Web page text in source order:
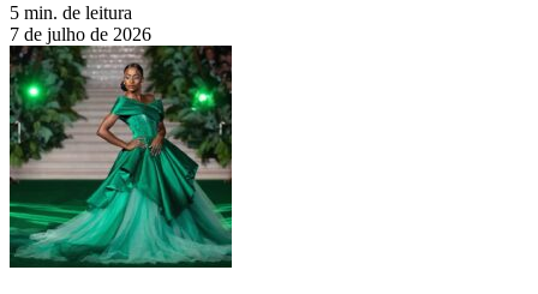
5 min. de leitura
7 de julho de 2026